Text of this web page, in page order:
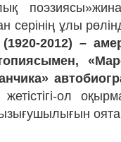
серінің ұлы
2012) –
ол